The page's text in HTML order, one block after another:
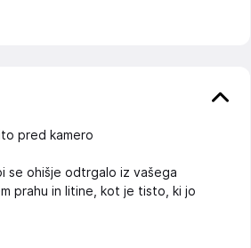
pred kamero
se ohišje odtrgalo iz vašega
prahu in litine, kot je tisto, ki jo